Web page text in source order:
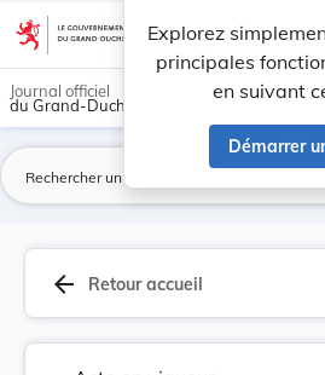
Aller au contenu account_circle
Explorez
principales
en suivant
Démarrer
Journal officiel
du Grand-Duché de Luxembourg
arrow_back Retour accueil